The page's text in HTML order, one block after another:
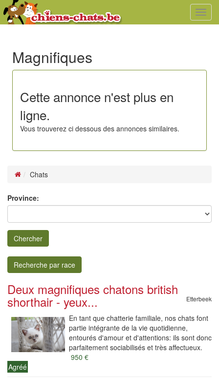
Magnifiques
Cette annonce n'est plus en
ligne.
Vous trouverez ci dessous des annonces similaires.
Chats
Province:
Chercher
Recherche par race
Deux magnifiques chatons british
shorthair - yeux... Etterbeek
En tant que chatterie familiale, nos chats font
partie intégrante de la vie quotidienne,
entourés d'amour et d'attentions: ils sont donc
parfaitement sociabilisés et très affectueux.
950 €
Agréé